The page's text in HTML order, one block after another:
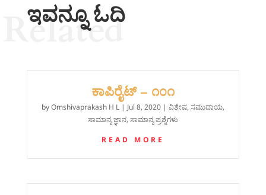
ಇವನ್ನೂ ಓದಿ
Related
ಕಾಪಿರೈಟ್ – ೧೦೧
byOmshivaprakash H L| Jul 8, 2020| ವಿಶೇಷ, ಸಮುದಾಯ,
ಸಾಮಾನ್ಯ ಜ್ಞಾನ, ಸಾಮಾನ್ಯ ಪ್ರಶ್ನೆಗಳು
READ MORE